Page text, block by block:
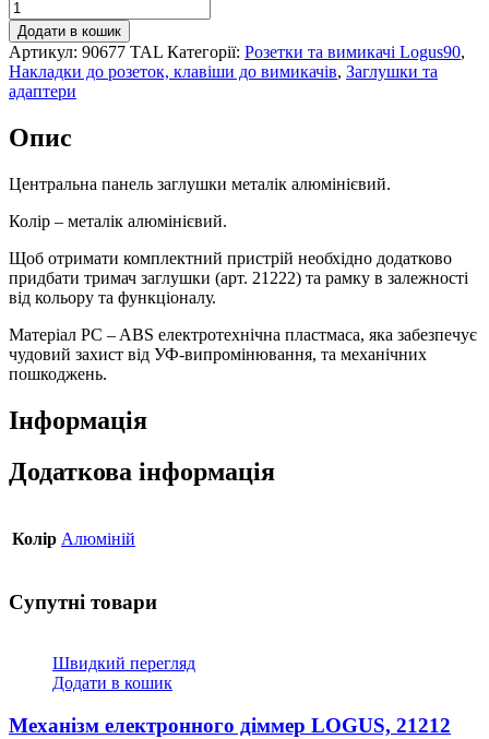
Заглушка
металік
алюмінієвий,
90677
TAL
кількість
Додати в кошик
Артикул: 90677 TAL Категорії: Розетки та вимикачі Logus90,
Накладки до розеток, клавіши до вимикачів, Заглушки та
адаптери
Опис
Центральна панель заглушки металік алюмінієвий.
Колір – металік алюмінієвий.
Щоб отримати комплектний пристрій необхідно додатково
придбати тримач заглушки (арт. 21222) та рамку в залежності
від кольору та функціоналу.
Матеріал PC – ABS електротехнічна пластмаса, яка забезпечує
чудовий захист від УФ-випромінювання, та механічних
пошкоджень.
Інформація
Додаткова інформація
Колір Алюміній
Супутні товари
Швидкий перегляд
Додати в кошик
Механізм електронного діммeр LOGUS, 21212